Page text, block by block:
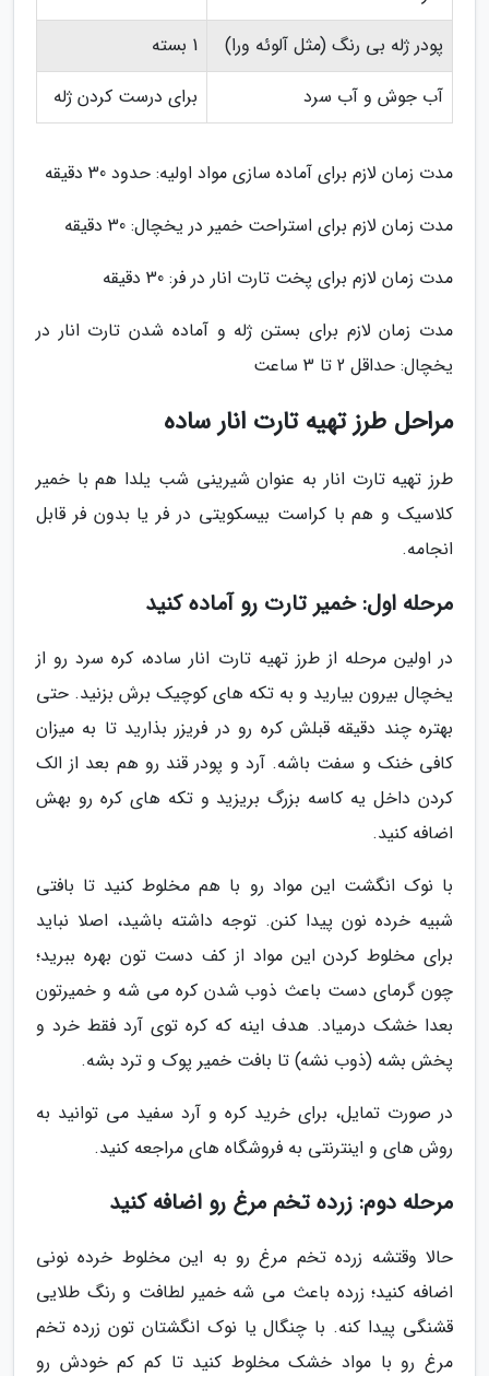
پودر ژله بی رنگ (مثل آلوئه ورا)
1 بسته
آب جوش و آب سرد
برای درست کردن ژله
مدت زمان لازم برای آماده سازی مواد اولیه: حدود 30 دقیقه
مدت زمان لازم برای استراحت خمیر در یخچال: 30 دقیقه
مدت زمان لازم برای پخت تارت انار در فر: 30 دقیقه
مدت زمان لازم برای بستن ژله و آماده شدن تارت انار در
یخچال: حداقل 2 تا 3 ساعت
مراحل طرز تهیه تارت انار ساده
طرز تهیه تارت انار به عنوان شیرینی شب یلدا هم با خمیر
کلاسیک و هم با کراست بیسکویتی در فر یا بدون فر قابل
انجامه.
مرحله اول: خمیر تارت رو آماده کنید
در اولین مرحله از طرز تهیه تارت انار ساده، کره سرد رو از
یخچال بیرون بیارید و به تکه های کوچیک برش بزنید. حتی
بهتره چند دقیقه قبلش کره رو در فریزر بذارید تا به میزان
کافی خنک و سفت باشه. آرد و پودر قند رو هم بعد از الک
کردن داخل یه کاسه بزرگ بریزید و تکه های کره رو بهش
اضافه کنید.
با نوک انگشت این مواد رو با هم مخلوط کنید تا بافتی
شبیه خرده نون پیدا کنن. توجه داشته باشید، اصلا نباید
برای مخلوط کردن این مواد از کف دست تون بهره ببرید؛
چون گرمای دست باعث ذوب شدن کره می شه و خمیرتون
بعدا خشک درمیاد. هدف اینه که کره توی آرد فقط خرد و
پخش بشه (ذوب نشه) تا بافت خمیر پوک و ترد بشه.
در صورت تمایل، برای خرید کره و آرد سفید می توانید به
روش های و اینترنتی به فروشگاه های مراجعه کنید.
مرحله دوم: زرده تخم مرغ رو اضافه کنید
حالا وقتشه زرده تخم مرغ رو به این مخلوط خرده نونی
اضافه کنید؛ زرده باعث می شه خمیر لطافت و رنگ طلایی
قشنگی پیدا کنه. با چنگال یا نوک انگشتان تون زرده تخم
مرغ رو با مواد خشک مخلوط کنید تا کم کم خودش رو